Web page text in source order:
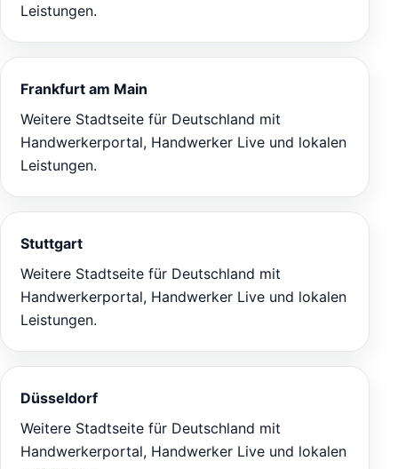
Leistungen.
Frankfurt am Main
Weitere Stadtseite für Deutschland mit
Handwerkerportal, Handwerker Live und lokalen
Leistungen.
Stuttgart
Weitere Stadtseite für Deutschland mit
Handwerkerportal, Handwerker Live und lokalen
Leistungen.
Düsseldorf
Weitere Stadtseite für Deutschland mit
Handwerkerportal, Handwerker Live und lokalen